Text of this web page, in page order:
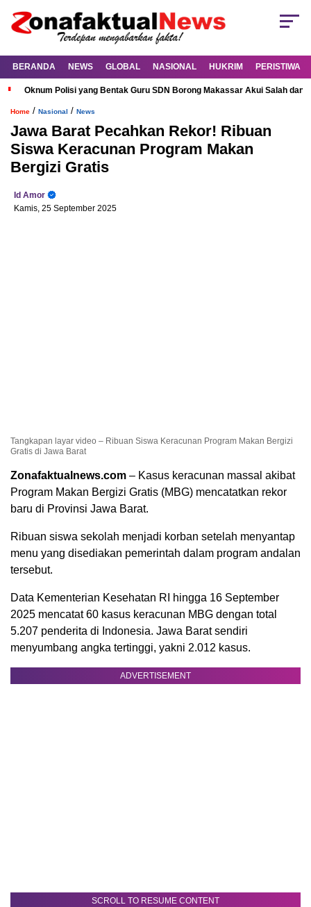
BERANDA NEWS GLOBAL NASIONAL HUKRIM PERISTIWA
Oknum Polisi yang Bentak Guru SDN Borong Makassar Akui Salah dan
Home / Nasional / News
Jawa Barat Pecahkan Rekor! Ribuan
Siswa Keracunan Program Makan
Bergizi Gratis
Id Amor
Kamis, 25 September 2025
Tangkapan layar video – Ribuan Siswa Keracunan Program Makan Bergizi
Gratis di Jawa Barat
Zonafaktualnews.com – Kasus keracunan massal akibat
Program Makan Bergizi Gratis (MBG) mencatatkan rekor
baru di Provinsi Jawa Barat.
Ribuan siswa sekolah menjadi korban setelah menyantap
menu yang disediakan pemerintah dalam program andalan
tersebut.
Data Kementerian Kesehatan RI hingga 16 September
2025 mencatat 60 kasus keracunan MBG dengan total
5.207 penderita di Indonesia. Jawa Barat sendiri
menyumbang angka tertinggi, yakni 2.012 kasus.
ADVERTISEMENT
SCROLL TO RESUME CONTENT